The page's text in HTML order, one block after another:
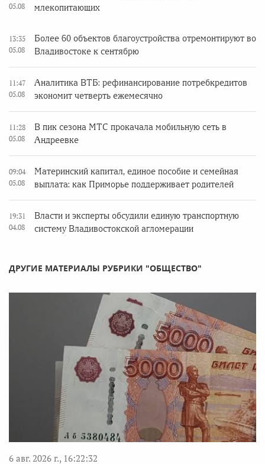
05.08
млекопитающих
13:35
05.08
Более 60 объектов благоустройства отремонтируют во
Владивостоке к сентябрю
11:47
05.08
Аналитика ВТБ: рефинансирование потребкредитов
экономит четверть ежемесячно
11:28
05.08
В пик сезона МТС прокачала мобильную сеть в
Андреевке
09:04
05.08
Материнский капитал, единое пособие и семейная
выплата: как Приморье поддерживает родителей
19:31
04.08
Власти и эксперты обсудили единую транспортную
систему Владивостокской агломерации
ДРУГИЕ МАТЕРИАЛЫ РУБРИКИ "ОБЩЕСТВО"
6 авг. 2026 г., 16:22:32